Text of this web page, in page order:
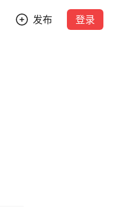
发布 登录